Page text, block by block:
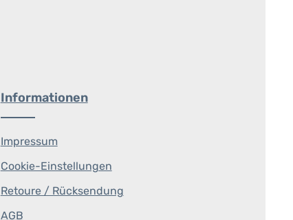
Informationen
Impressum
Cookie-Einstellungen
Retoure / Rücksendung
AGB